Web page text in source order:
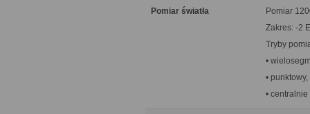
Pomiar światła
Pomiar
Zakres: -2
Tryby
•
• punktowy,
•